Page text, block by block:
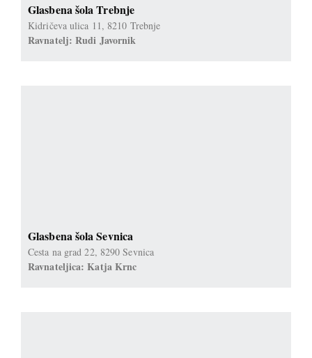
Glasbena šola Trebnje
Kidričeva ulica 11, 8210 Trebnje
Ravnatelj: Rudi Javornik
Glasbena šola Sevnica
Cesta na grad 22, 8290 Sevnica
Ravnateljica: Katja Krnc